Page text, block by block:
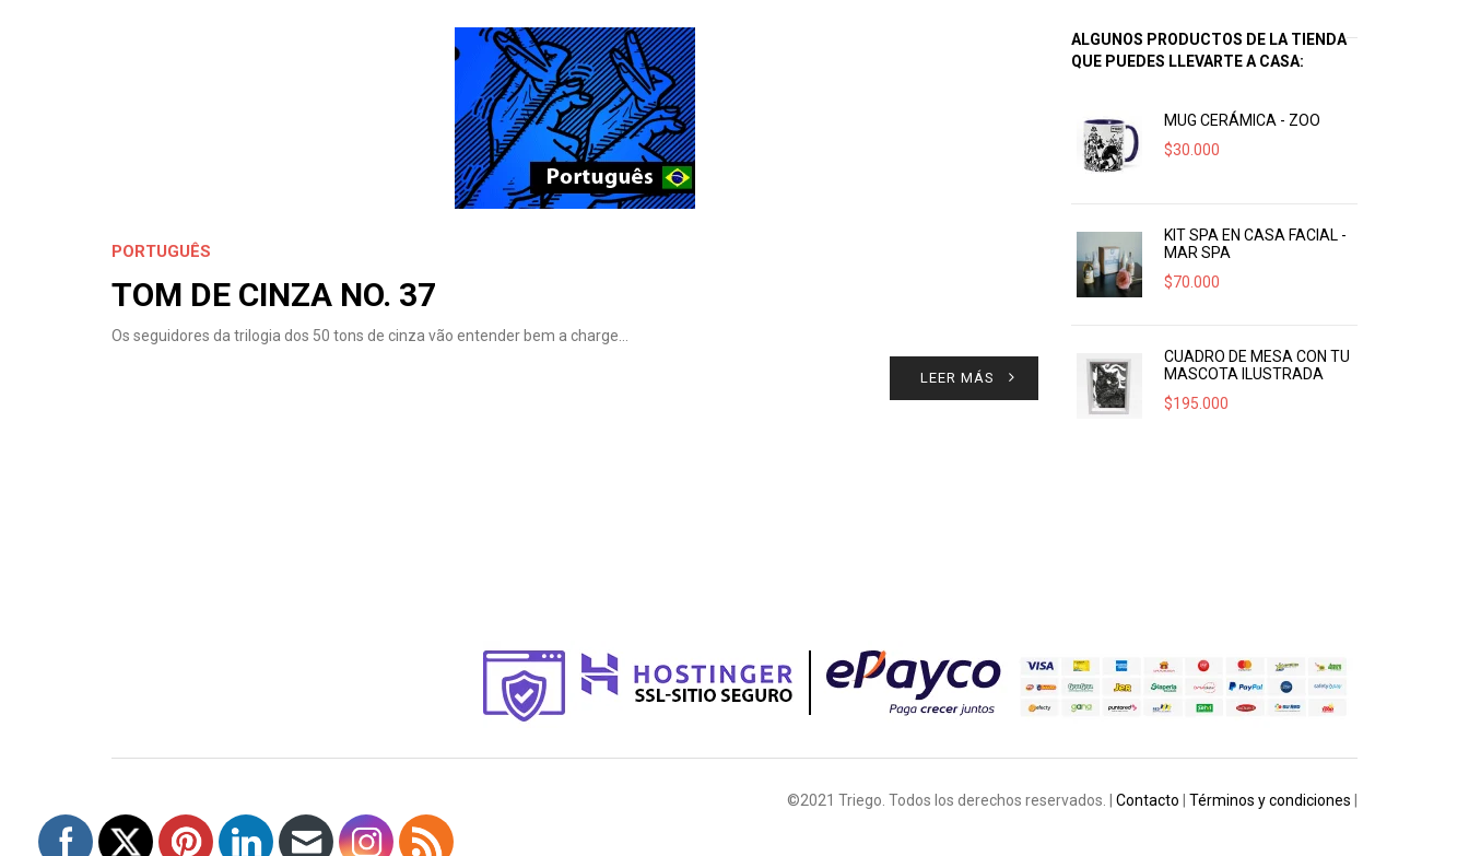
PORTUGUÊS
TOM DE CINZA NO. 37
Os seguidores da trilogia dos 50 tons de cinza vão entender bem a charge…
LEER MÁS
ALGUNOS PRODUCTOS DE LA TIENDA
QUE PUEDES LLEVARTE A CASA:
MUG CERÁMICA - ZOO
$30.000
KIT SPA EN CASA FACIAL -
MAR SPA
$70.000
CUADRO DE MESA CON TU
MASCOTA ILUSTRADA
$195.000
©2021 Triego. Todos los derechos reservados. | Contacto Términos y condiciones